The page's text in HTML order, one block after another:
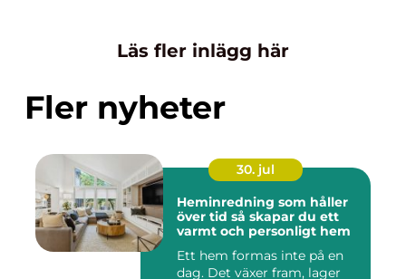
Läs fler inlägg här
Fler nyheter
30. jul
Heminredning som håller
över tid så skapar du ett
varmt och personligt hem
Ett hem formas inte på en
dag. Det växer fram, lager